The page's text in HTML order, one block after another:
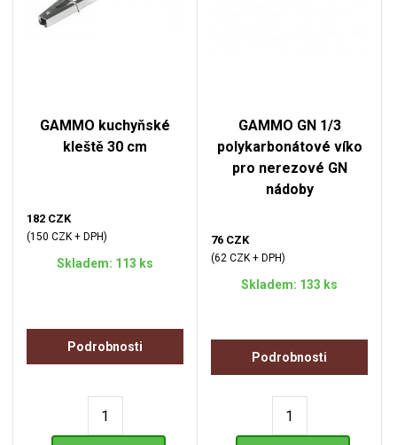
GAMMO kuchyňské
kleště 30 cm
182 CZK
(150 CZK + DPH)
Skladem: 113 ks
Podrobnosti
GAMMO GN 1/3
polykarbonátové víko
pro nerezové GN
nádoby
76 CZK
(62 CZK + DPH)
Skladem: 133 ks
Podrobnosti